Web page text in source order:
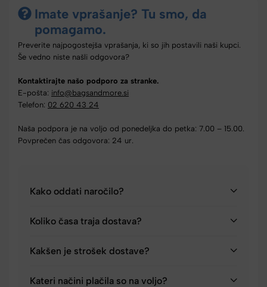
Imate vprašanje? Tu smo, da
pomagamo.
Preverite najpogostejša vprašanja, ki so jih postavili naši kupci.
Še vedno niste našli odgovora?
Kontaktirajte našo podporo za stranke.
E-pošta: info@bagsandmore.si
Telefon: 02 620 43 24
Naša podpora je na voljo od ponedeljka do petka: 7.00 – 15.00.
Povprečen čas odgovora: 24 ur.
Kako oddati naročilo?
Koliko časa traja dostava?
Kakšen je strošek dostave?
Kateri načini plačila so na voljo?